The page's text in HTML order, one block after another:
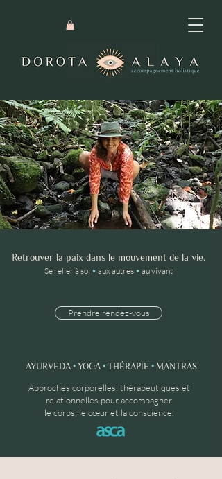
Retrouver la paix dans le mouvement de la vie.
Se relier à soi • aux autres• au vivant
Prendre rendez-vous
AYURVEDA•YOGA• THÉRAPIE • MANTRAS
Approches corporelles, thérapeutiques et
relationnelles pour accompagner
le corps, le cœur et la conscience.